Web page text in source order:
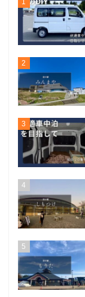
に暮らしたい
り、道の駅に
泊キャンプでき
よく読まれ
1